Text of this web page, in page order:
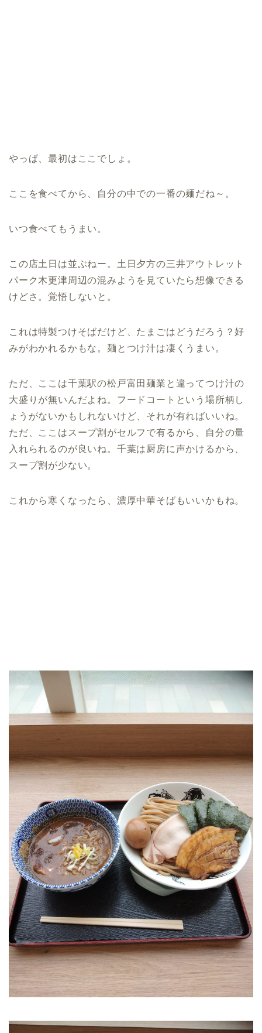
やっぱ、最初はここでしょ。
ここを食べてから、自分の中での一番の麺だね～。
いつ食べてもうまい。
この店土日は並ぶねー。土日夕方の三井アウトレット
パーク木更津周辺の混みようを見ていたら想像できる
けどさ。覚悟しないと。
これは特製つけそばだけど、たまごはどうだろう？好
みがわかれるかもな。麺とつけ汁は凄くうまい。
ただ、ここは千葉駅の松戸富田麺業と違ってつけ汁の
大盛りが無いんだよね。フードコートという場所柄し
ょうがないかもしれないけど、それが有ればいいね。
ただ、ここはスープ割がセルフで有るから、自分の量
入れられるのが良いね。千葉は厨房に声かけるから、
スープ割が少ない。
これから寒くなったら、濃厚中華そばもいいかもね。